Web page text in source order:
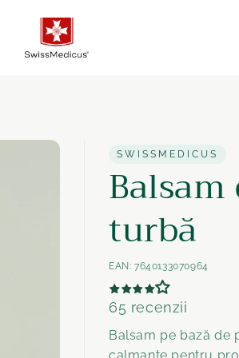
SWISSMEDICUS
turbă
EAN: 7640133070964
65 recenzii
Balsam pe bază de